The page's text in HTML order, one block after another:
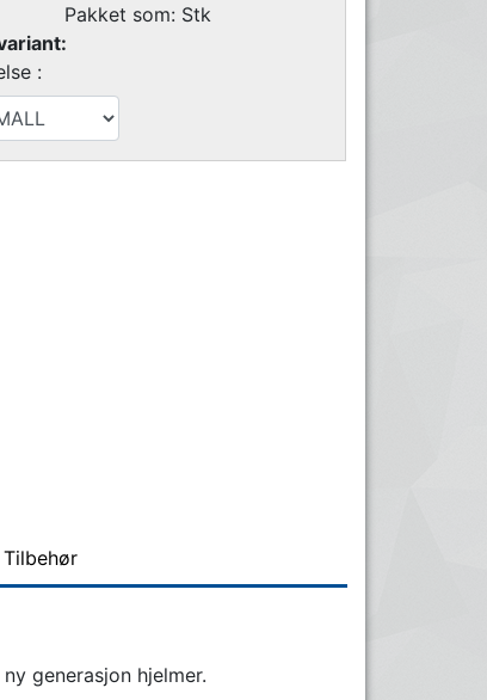
Pakket som: Stk
:
Tilbehør
generasjon hjelmer.